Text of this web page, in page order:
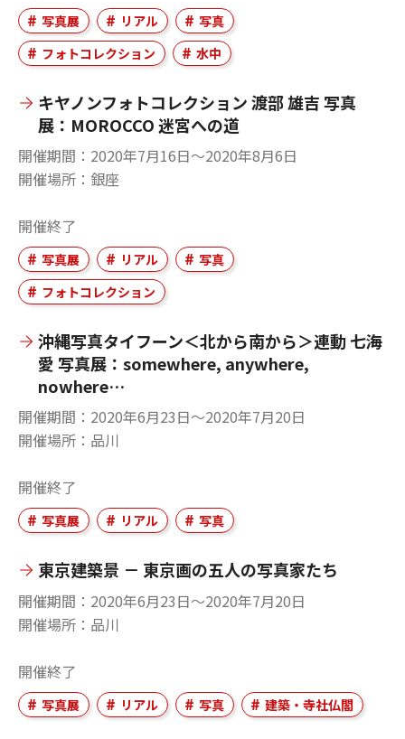
写真展 リアル
写真
フォトコレクション
水中
キヤノンフォトコレクション 渡部 雄吉 写真
展：MOROCCO 迷宮への道
開催期間
2020年7月16日〜2020年8月6日
開催場所
銀座
開催終了
写真展 リアル
写真
フォトコレクション
沖縄写真タイフーン＜北から南から＞連動 七海
愛 写真展：somewhere, anywhere,
nowhere…
開催期間
2020年6月23日〜2020年7月20日
開催場所
品川
開催終了
写真展 リアル 写真
東京建築景 － 東京画の五人の写真家たち
開催期間
2020年6月23日〜2020年7月20日
開催場所
品川
開催終了
写真展 リアル 写真 建築・寺社仏閣